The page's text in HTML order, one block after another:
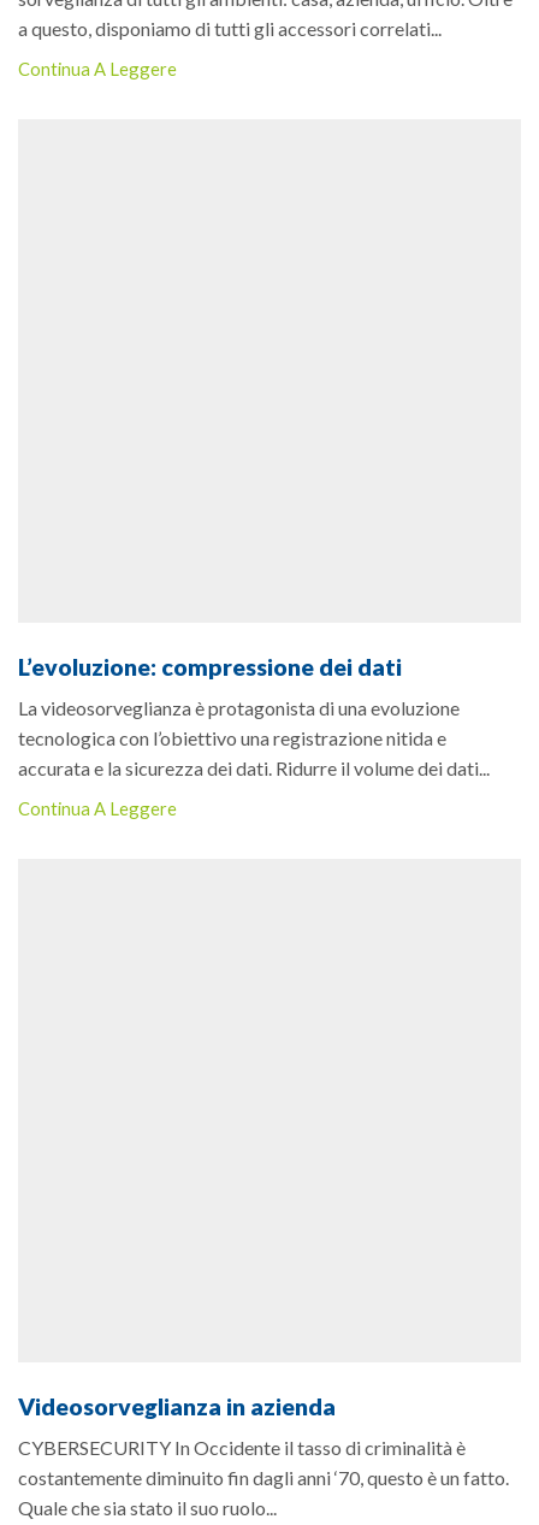
a questo, disponiamo di tutti gli accessori correlati...
Continua A Leggere
L’evoluzione: compressione dei dati
La videosorveglianza è protagonista di una evoluzione
tecnologica con l’obiettivo una registrazione nitida e
accurata e la sicurezza dei dati. Ridurre il volume dei dati...
Continua A Leggere
Videosorveglianza in azienda
CYBERSECURITY In Occidente il tasso di criminalità è
costantemente diminuito fin dagli anni ‘70, questo è un fatto.
Quale che sia stato il suo ruolo...